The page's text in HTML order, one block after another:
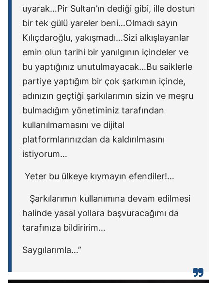
uyarak…Pir Sultan’ın dediği gibi, ille dostun
bir tek gülü yareler beni…Olmadı sayın
Kılıçdaroğlu, yakışmadı…Sizi alkışlayanlar
emin olun tarihi bir yanılgının içindeler ve
bu yaptığınız unutulmayacak…Bu saiklerle
partiye yaptığım bir çok şarkımın içinde,
adınızın geçtiği şarkılarımın sizin ve meşru
bulmadığım yönetiminiz tarafından
kullanılmamasını ve dijital
platformlarınızdan da kaldırılmasını
istiyorum…
Yeter bu ülkeye kıymayın efendiler!…
Şarkılarımın kullanımına devam edilmesi
halinde yasal yollara başvuracağımı da
tarafınıza bildiririm…
Saygılarımla…”